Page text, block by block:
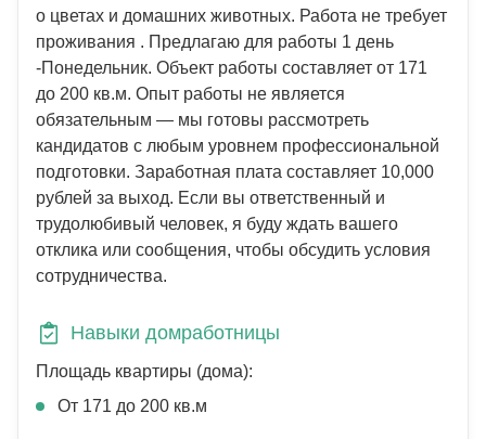
о цветах и домашних животных. Работа не требует
проживания . Предлагаю для работы 1 день
-Понедельник. Объект работы составляет от 171
до 200 кв.м. Опыт работы не является
обязательным — мы готовы рассмотреть
кандидатов с любым уровнем профессиональной
подготовки. Заработная плата составляет 10,000
рублей за выход. Если вы ответственный и
трудолюбивый человек, я буду ждать вашего
отклика или сообщения, чтобы обсудить условия
сотрудничества.
Навыки домработницы
Площадь квартиры (дома):
От 171 до 200 кв.м